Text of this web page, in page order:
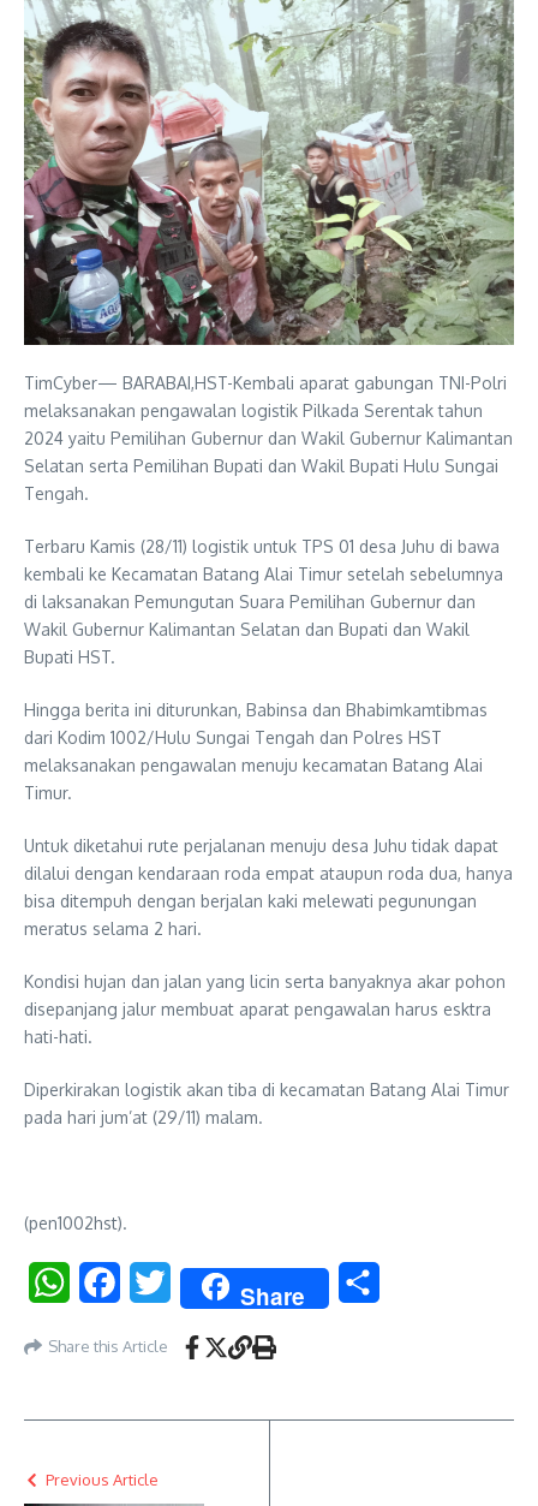
TimCyber— BARABAI,HST-Kembali aparat gabungan TNI-Polri
melaksanakan pengawalan logistik Pilkada Serentak tahun
2024 yaitu Pemilihan Gubernur dan Wakil Gubernur Kalimantan
Selatan serta Pemilihan Bupati dan Wakil Bupati Hulu Sungai
Tengah.
Terbaru Kamis (28/11) logistik untuk TPS 01 desa Juhu di bawa
kembali ke Kecamatan Batang Alai Timur setelah sebelumnya
di laksanakan Pemungutan Suara Pemilihan Gubernur dan
Wakil Gubernur Kalimantan Selatan dan Bupati dan Wakil
Bupati HST.
Hingga berita ini diturunkan, Babinsa dan Bhabimkamtibmas
dari Kodim 1002/Hulu Sungai Tengah dan Polres HST
melaksanakan pengawalan menuju kecamatan Batang Alai
Timur.
Untuk diketahui rute perjalanan menuju desa Juhu tidak dapat
dilalui dengan kendaraan roda empat ataupun roda dua, hanya
bisa ditempuh dengan berjalan kaki melewati pegunungan
meratus selama 2 hari.
Kondisi hujan dan jalan yang licin serta banyaknya akar pohon
disepanjang jalur membuat aparat pengawalan harus esktra
hati-hati.
Diperkirakan logistik akan tiba di kecamatan Batang Alai Timur
pada hari jum’at (29/11) malam.
(pen1002hst).
WhatsAppFacebookTwitter Share
Share this Article
Previous Article